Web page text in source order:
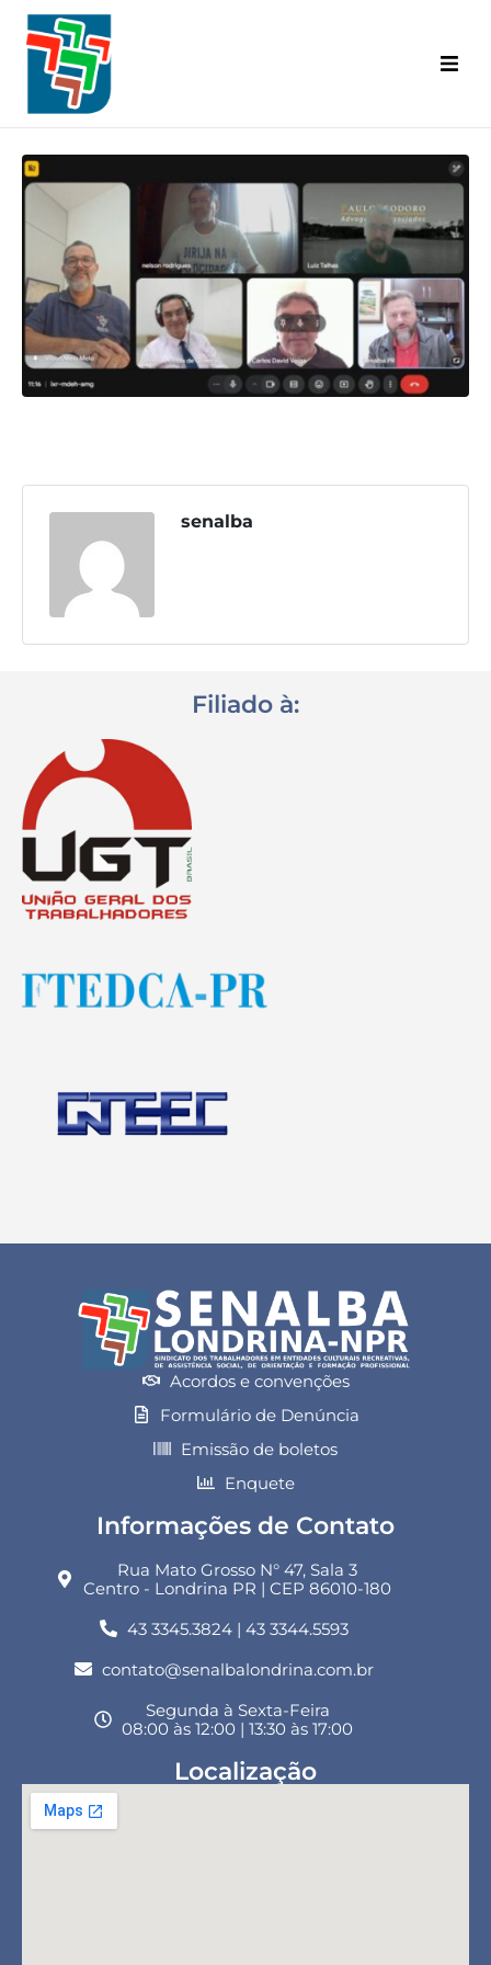
Inicial
Categorias Abrangidas
Base Territorial
Diretoria
Convênios
A.C.T. | C.C.T.
Contato
senalba
Filiado à:
Acordos e convenções
Formulário de Denúncia
Emissão de boletos
Enquete
Informações de Contato
Rua Mato Grosso N° 47, Sala 3
Centro - Londrina PR | CEP 86010-180
43 3345.3824 | 43 3344.5593
contato@senalbalondrina.com.br
Segunda à Sexta-Feira
08:00 às 12:00 | 13:30 às 17:00
Localização